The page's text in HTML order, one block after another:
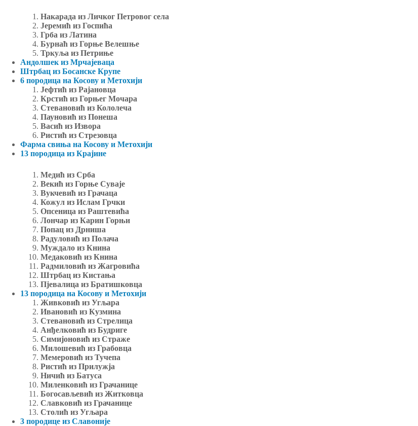
Накарада из Личког Петровог села
Јеремић из Госпића
Грба из Латина
Бурнаћ из Горње Велешње
Тркуља из Петриње
Андолшек из Мрчајеваца
Штрбац из Босанске Крупе
6 породица на Косову и Метохији
Јефтић из Рајановца
Крстић из Горњег Мочара
Стевановић из Кололеча
Пауновић из Понеша
Васић из Извора
Ристић из Стрезовца
Фарма свиња на Косову и Метохији
13 породица из Крајине
Медић из Срба
Векић из Горње Суваје
Вукчевић из Грачаца
Кожул из Ислам Грчки
Опсеница из Раштевића
Лончар из Карин Горњи
Попац из Дрниша
Радуловић из Полача
Муждало из Книна
Медаковић из Книна
Радмиловић из Жагровића
Штрбац из Кистања
Пјевалица из Братишковца
13 породица на Косову и Метохији
Живковић из Угљара
Ивановић из Кузмина
Стевановић из Стрелица
Анђелковић из Будриге
Симијоновић из Страже
Милошевић из Грабовца
Мемеровић из Тучепа
Ристић из Прилужја
Ничић из Батуса
Миленковић из Грачанице
Богосављевић из Житковца
Славковић из Грачанице
Столић из Угљара
3 породицe из Славоније